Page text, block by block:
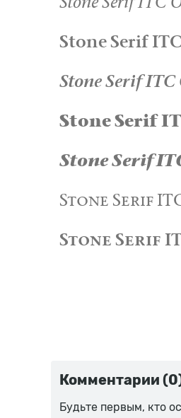
Комментарии
Будьте первым, кто